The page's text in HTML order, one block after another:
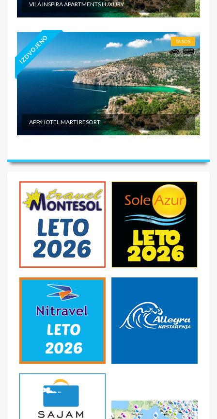
VILA INSPIRA APARTMENTS LUXURY
IZDVOJENO TASOS
APP/HOTEL MARTI RESORT